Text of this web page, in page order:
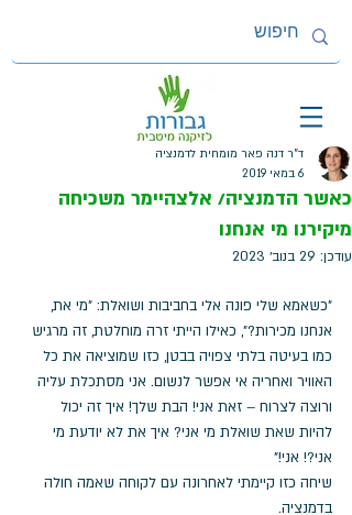
כאשר הדמנציה/ אלצהיימר משכיחה
מיקירנו מי אנחנו
ד"ר דנה פאר מומחית לדמנציה
6 במאי 2019
עודכן: 29 בנוב׳ 2023
"כשאמא שלי פונה אלי בחביבות ושואלת: "מי את,
אנחנו מכירות?", כאילו הייתי זרה מוחלטת, זה מרגיש
כמו בעיטה בלתי צפויה בבטן, כזו שמוציאה את כל
האוויר ואחריה אי אפשר לנשום. אני מסתכלת עליה
ורוצה לצרוח – זאת אני! הבת שלך! איך זה יכול
להיות שאת שואלת מי אני? איך את לא יודעת מי
אני?! אני!"
שיחה כזו קיימתי לאחרונה עם לקוחה שאמה חולה
בדמנציה.